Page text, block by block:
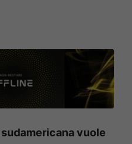
vuole